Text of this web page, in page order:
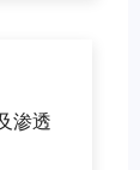
渗透